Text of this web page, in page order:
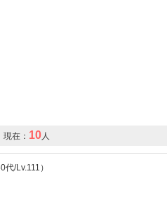
現在： 10人
/Lv.111）